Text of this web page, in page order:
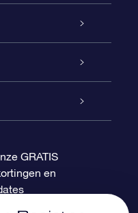
GRATIS
en